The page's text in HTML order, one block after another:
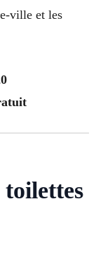
ville et les